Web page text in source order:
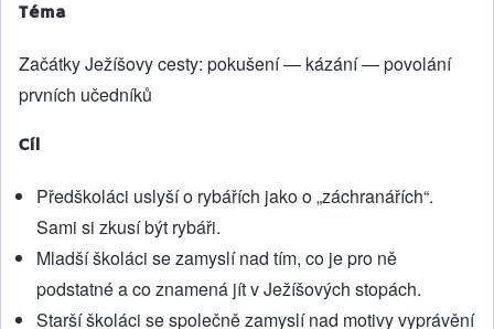
Téma
Začátky Ježíšovy cesty: pokušení — kázání — povolání
prvních učedníků
Cíl
Předškoláci uslyší o rybářích jako o „záchranářích“.
Sami si zkusí být rybáři.
Mladší školáci se zamyslí nad tím, co je pro ně
podstatné a co znamená jít v Ježíšových stopách.
Starší školáci se společně zamyslí nad motivy vyprávění